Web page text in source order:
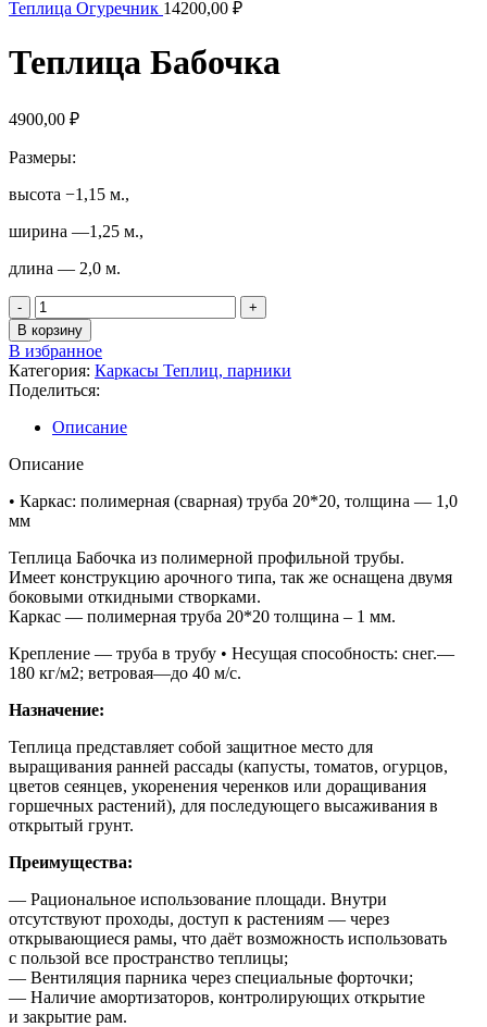
Теплица Огуречник 14200,00 ₽
Теплица Бабочка
4900,00 ₽
Размеры:
высота −1,15 м.,
ширина —1,25 м.,
длина — 2,0 м.
В корзину
В избранное
Категория: Каркасы Теплиц, парники
Поделиться:
Описание
Описание
• Каркас: полимерная (сварная) труба 20*20, толщина — 1,0
мм
Теплица Бабочка из полимерной профильной трубы.
Имеет конструкцию арочного типа, так же оснащена двумя
боковыми откидными створками.
Каркас — полимерная труба 20*20 толщина – 1 мм.
Крепление — труба в трубу • Несущая способность: снег.—
180 кг/м2; ветровая—до 40 м/с.
Назначение:
Теплица представляет собой защитное место для
выращивания ранней рассады (капусты, томатов, огурцов,
цветов сеянцев, укоренения черенков или доращивания
горшечных растений), для последующего высаживания в
открытый грунт.
Преимущества:
— Рациональное использование площади. Внутри
отсутствуют проходы, доступ к растениям — через
открывающиеся рамы, что даёт возможность использовать
с пользой все пространство теплицы;
— Вентиляция парника через специальные форточки;
— Наличие амортизаторов, контролирующих открытие
и закрытие рам.